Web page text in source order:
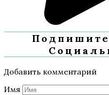
Добавить комментарий
Имя